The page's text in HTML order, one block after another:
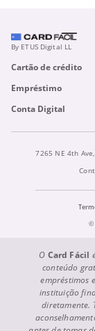
By ETUS Digital LL
Cartão de crédito
Empréstimo
Conta Digital
7265 NE 4th
©
O Card Fácil
conteúdo
empréstimos
instituição
diretamente.